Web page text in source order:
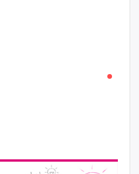
дарга сонсож байна”